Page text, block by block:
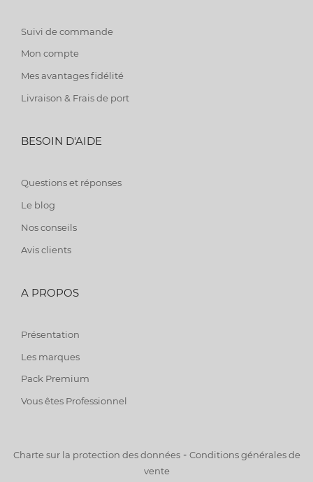
Suivi de commande
Mon compte
Mes avantages fidélité
Livraison & Frais de port
BESOIN D'AIDE
Questions et réponses
Le blog
Nos conseils
Avis clients
A PROPOS
Présentation
Les marques
Pack Premium
Vous êtes Professionnel
Charte sur la protection des données- Conditions générales de
vente